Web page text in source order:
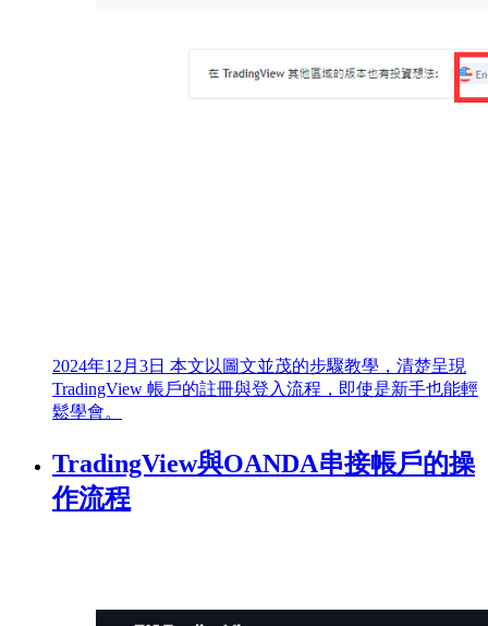
2024年12月3日 本文以圖文並茂的步驟教學，清楚呈現
TradingView 帳戶的註冊與登入流程，即使是新手也能輕
鬆學會。
TradingView與OANDA串接帳戶的操
作流程